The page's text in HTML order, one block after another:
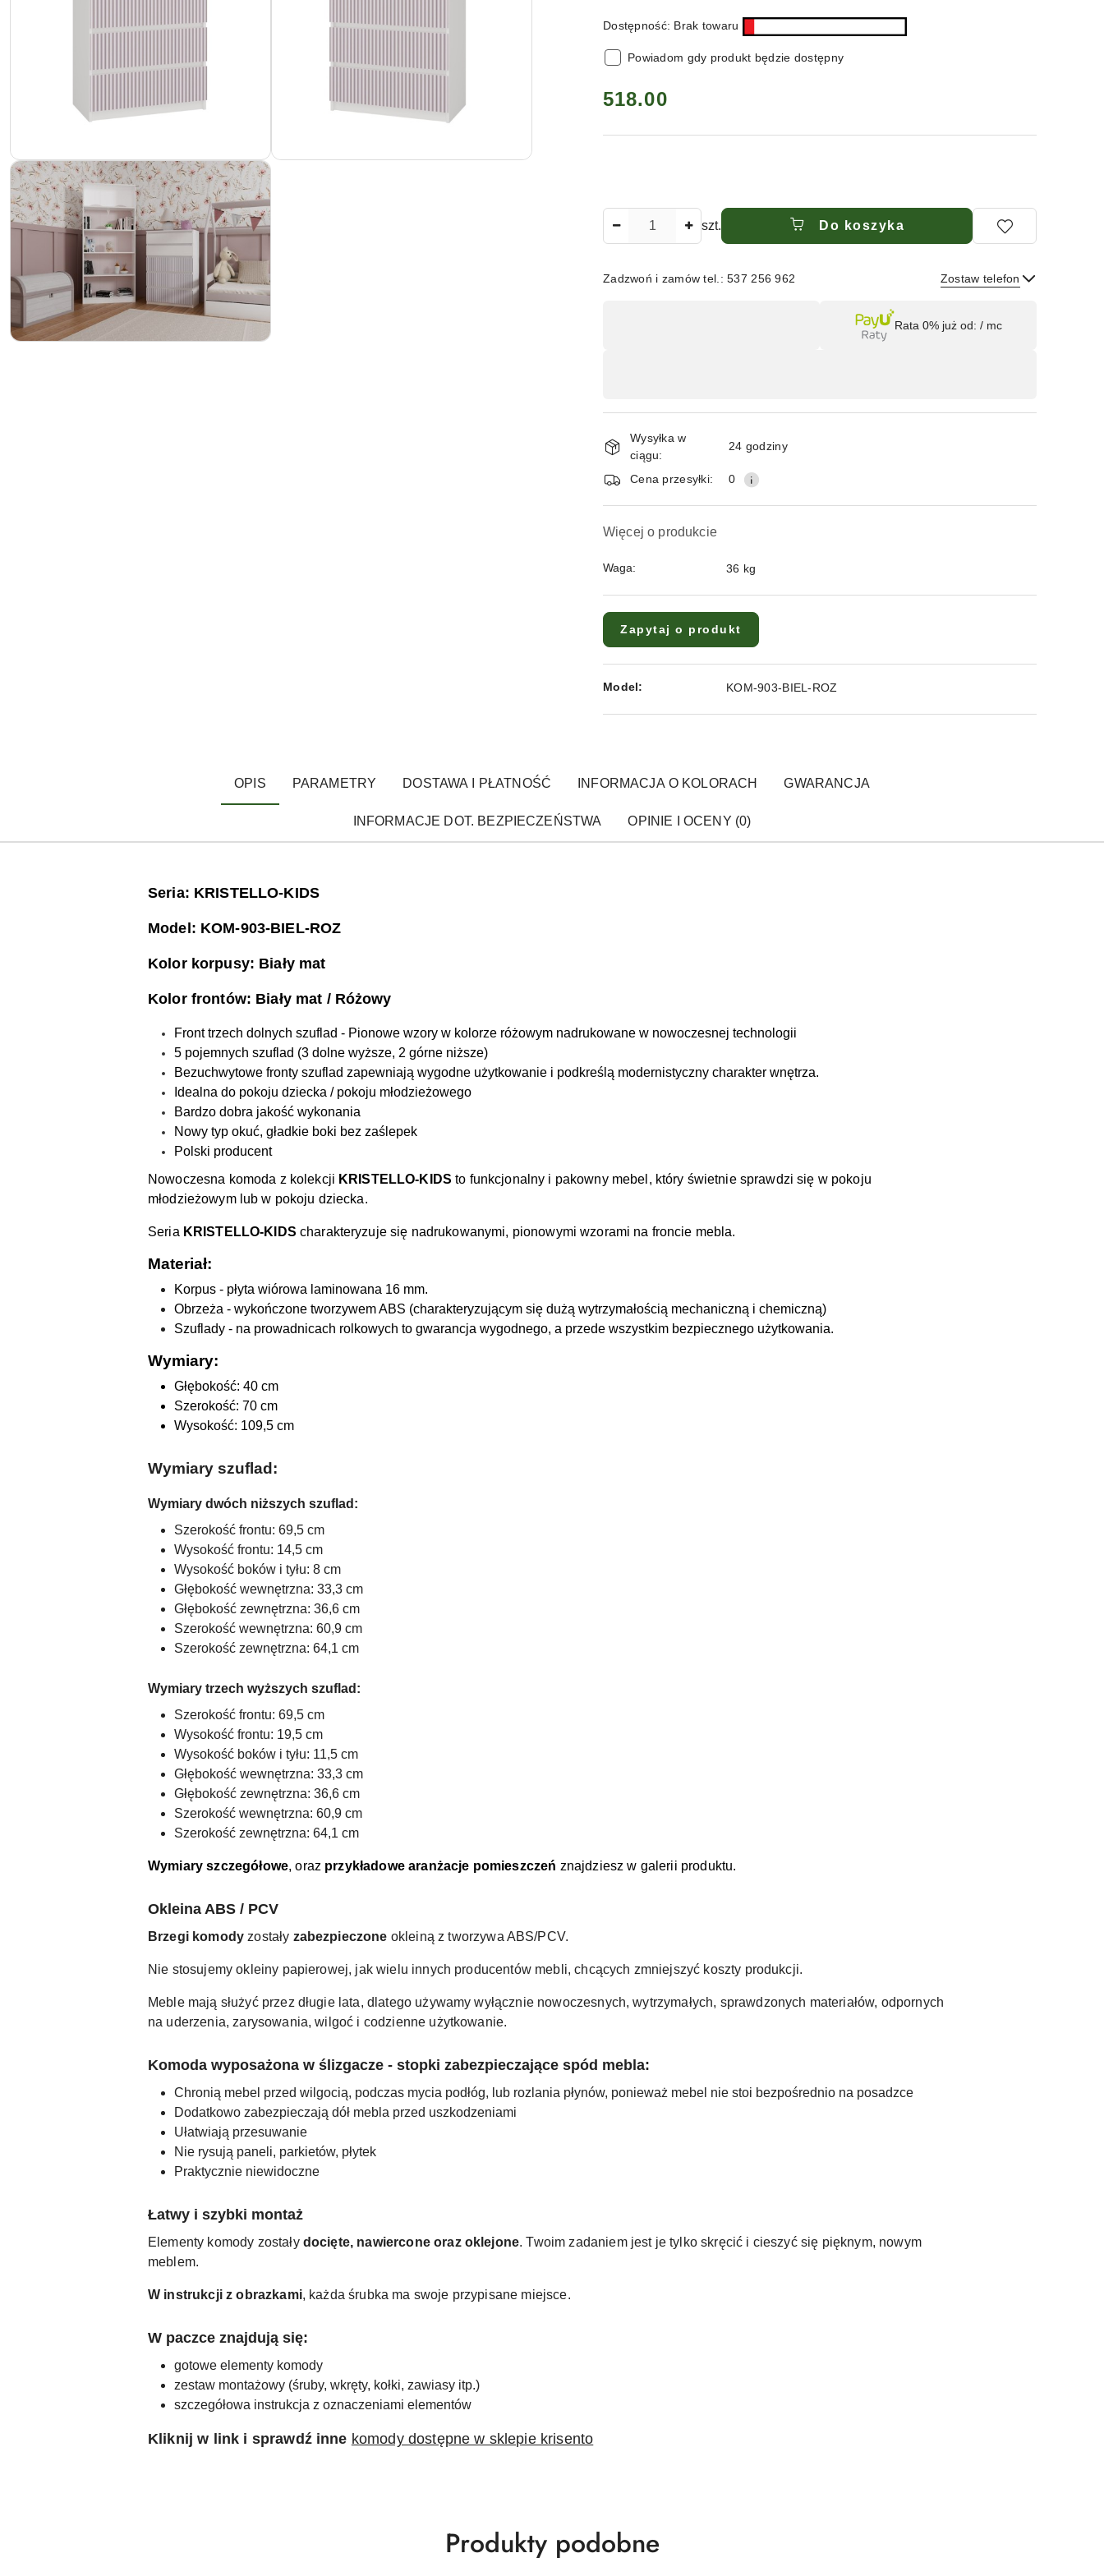
Dostępność: Brak towaru
Powiadom gdy produkt będzie dostępny
cena:
518.00
szt. Do koszyka
Zadzwoń i zamów tel.: 537 256 962 Zostaw telefon
dostawa
Rata 0% już od: / mc
Wysyłka w
ciągu:
24 godziny
Cena przesyłki: 0
Więcej o produkcie
Waga: 36 kg
Zapytaj o produkt
Model: KOM-903-BIEL-ROZ
OPIS PARAMETRY DOSTAWA I PŁATNOŚĆ INFORMACJA O KOLORACH GWARANCJA
INFORMACJE DOT. BEZPIECZEŃSTWA OPINIE I OCENY (0)
Seria: KRISTELLO-KIDS
Model: KOM-903-BIEL-ROZ
Kolor korpusy: Biały mat
Kolor frontów: Biały mat / Różowy
Front trzech dolnych szuflad - Pionowe wzory w kolorze różowym nadrukowane w nowoczesnej technologii
5 pojemnych szuflad (3 dolne wyższe, 2 górne niższe)
Bezuchwytowe fronty szuflad zapewniają wygodne użytkowanie i podkreślą modernistyczny charakter wnętrza.
Idealna do pokoju dziecka / pokoju młodzieżowego
Bardzo dobra jakość wykonania
Nowy typ okuć, gładkie boki bez zaślepek
Polski producent
Nowoczesna komoda z kolekcji KRISTELLO-KIDS to funkcjonalny i pakowny mebel, który świetnie sprawdzi się w pokoju
młodzieżowym lub w pokoju dziecka.
Seria KRISTELLO-KIDS charakteryzuje się nadrukowanymi, pionowymi wzorami na froncie mebla.
Materiał:
Korpus - płyta wiórowa laminowana 16 mm.
Obrzeża - wykończone tworzywem ABS (charakteryzującym się dużą wytrzymałością mechaniczną i chemiczną)
Szuflady - na prowadnicach rolkowych to gwarancja wygodnego, a przede wszystkim bezpiecznego użytkowania.
Wymiary:
Głębokość: 40 cm
Szerokość: 70 cm
Wysokość: 109,5 cm
Wymiary szuflad:
Wymiary dwóch niższych szuflad:
Szerokość frontu: 69,5 cm
Wysokość frontu: 14,5 cm
Wysokość boków i tyłu: 8 cm
Głębokość wewnętrzna: 33,3 cm
Głębokość zewnętrzna: 36,6 cm
Szerokość wewnętrzna: 60,9 cm
Szerokość zewnętrzna: 64,1 cm
Wymiary trzech wyższych szuflad:
Szerokość frontu: 69,5 cm
Wysokość frontu: 19,5 cm
Wysokość boków i tyłu: 11,5 cm
Głębokość wewnętrzna: 33,3 cm
Głębokość zewnętrzna: 36,6 cm
Szerokość wewnętrzna: 60,9 cm
Szerokość zewnętrzna: 64,1 cm
Wymiary szczegółowe, oraz przykładowe aranżacje pomieszczeń znajdziesz w galerii produktu.
Okleina ABS / PCV
Brzegi komodyzostały zabezpieczone okleiną z tworzywa ABS/PCV.
Nie stosujemy okleiny papierowej, jak wielu innych producentów mebli, chcących zmniejszyć koszty produkcji.
Meble mają służyć przez długie lata, dlatego używamy wyłącznie nowoczesnych, wytrzymałych, sprawdzonych materiałów, odpornych
na uderzenia, zarysowania, wilgoć i codzienne użytkowanie.
Komoda wyposażona w ślizgacze - stopki zabezpieczające spód mebla:
Chronią mebel przed wilgocią, podczas mycia podłóg, lub rozlania płynów, ponieważ mebel nie stoi bezpośrednio na posadzce
Dodatkowo zabezpieczają dół mebla przed uszkodzeniami
Ułatwiają przesuwanie
Nie rysują paneli, parkietów, płytek
Praktycznie niewidoczne
Łatwy i szybki montaż
Elementy komody zostały docięte, nawiercone oraz oklejone. Twoim zadaniem jest je tylko skręcić i cieszyć się pięknym, nowym
meblem.
W instrukcji z obrazkami, każda śrubka ma swoje przypisane miejsce.
W paczce znajdują się:
gotowe elementy komody
zestaw montażowy (śruby, wkręty, kołki, zawiasy itp.)
szczegółowa instrukcja z oznaczeniami elementów
Kliknij w link i sprawdź inne komody dostępne w sklepie krisento
Produkty
Produkty podobne